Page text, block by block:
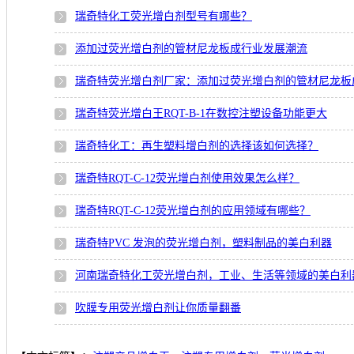
瑞奇特化工荧光增白剂型号有哪些？
添加过荧光增白剂的管材尼龙板成行业发展潮流
瑞奇特荧光增白剂厂家：添加过荧光增白剂的管材尼龙
瑞奇特荧光增白王RQT-B-1在数控注塑设备功能更大
瑞奇特化工：再生塑料增白剂的选择该如何选择？
瑞奇特RQT-C-12荧光增白剂使用效果怎么样？
瑞奇特RQT-C-12荧光增白剂的应用领域有哪些？
瑞奇特PVC 发泡的荧光增白剂，塑料制品的美白利器
河南瑞奇特化工荧光增白剂，工业、生活等领域的美白利
吹膜专用荧光增白剂让你质量翻番